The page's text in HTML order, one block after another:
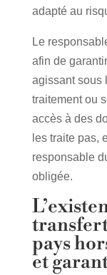
adapté au
Le
afin de
agissant sous
traitement ou
accès à des
les traite pas,
responsable
obligée.
pays
et